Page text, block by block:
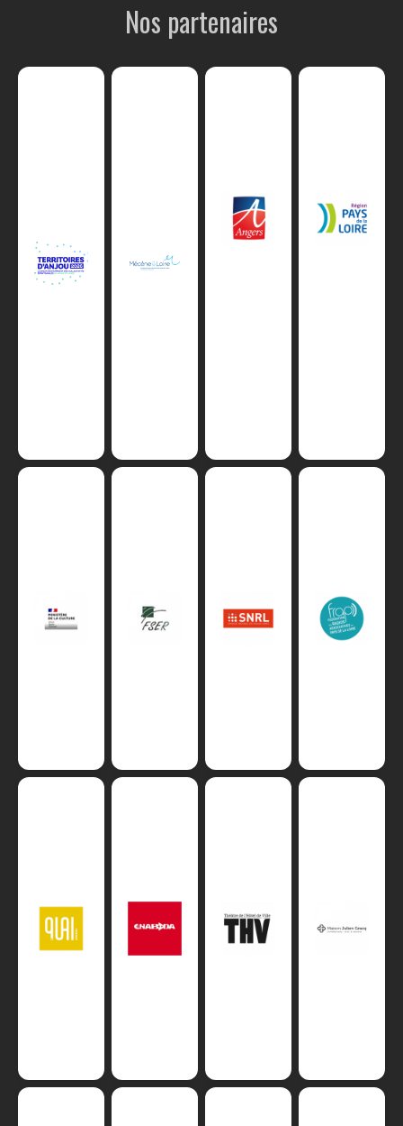
Nos partenaires